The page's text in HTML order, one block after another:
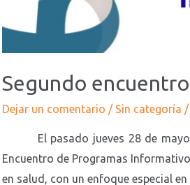
Segundo
Dejar un comentario / Sin categoría
El pasado jueves 28 de mayo,
Encuentro de Programas
en salud, con un enfoque especial